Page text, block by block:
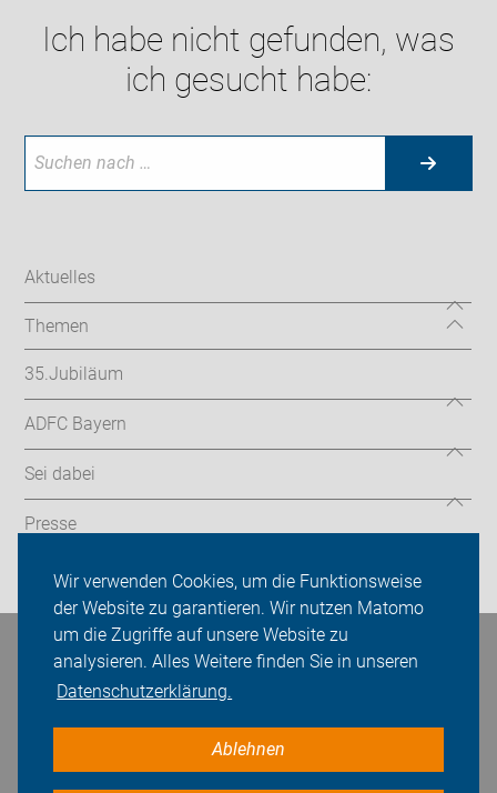
Wir verwenden Cookies, um die Funktionsweise
der Website zu garantieren. Wir nutzen Matomo
um die Zugriffe auf unsere Website zu
analysieren. Alles Weitere finden Sie in unseren
Datenschutzerklärung.
Ablehnen
Ich habe nicht gefunden, was
ich gesucht habe:
Aktuelles
Themen
35.Jubiläum
ADFC Bayern
Sei dabei
Presse
Login
Bleiben Sie in Kontakt